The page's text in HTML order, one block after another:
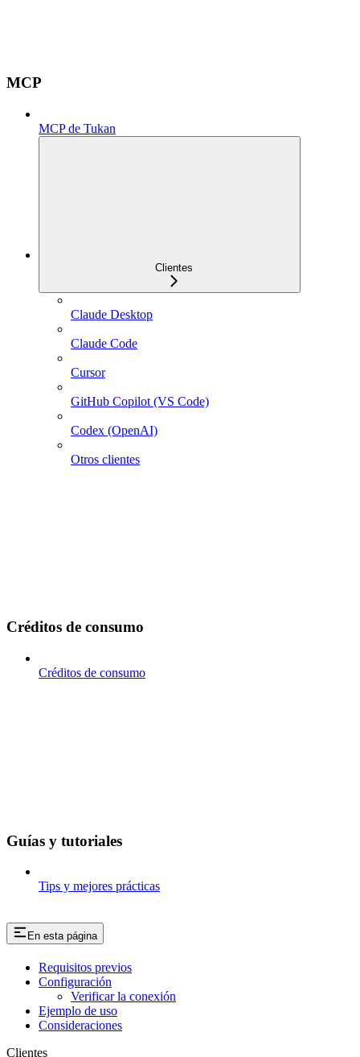
MCP
MCP de Tukan
Clientes
Claude Desktop
Claude Code
Cursor
GitHub Copilot (VS Code)
Codex (OpenAI)
Otros clientes
Créditos de consumo
Créditos de consumo
Guías y tutoriales
Tips y mejores prácticas
En esta página
Requisitos previos
Configuración
Verificar la conexión
Ejemplo de uso
Consideraciones
Clientes